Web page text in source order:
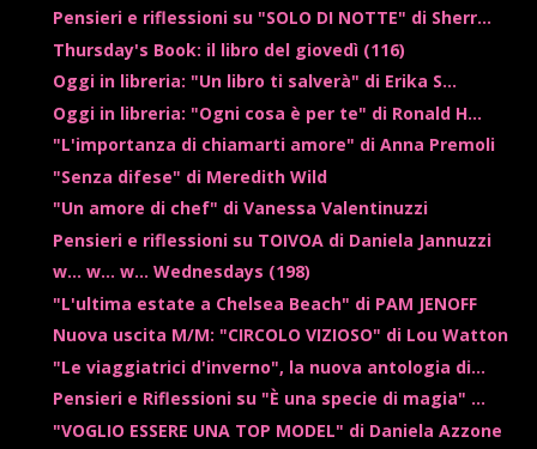
Pensieri e riflessioni su "SOLO DI NOTTE" di Sherr...
Thursday's Book: il libro del giovedì (116)
Oggi in libreria: "Un libro ti salverà" di Erika S...
Oggi in libreria: "Ogni cosa è per te" di Ronald H...
"L'importanza di chiamarti amore" di Anna Premoli
"Senza difese" di Meredith Wild
"Un amore di chef" di Vanessa Valentinuzzi
Pensieri e riflessioni su TOIVOA di Daniela Jannuzzi
w... w... w... Wednesdays (198)
"L'ultima estate a Chelsea Beach" di PAM JENOFF
Nuova uscita M/M: "CIRCOLO VIZIOSO" di Lou Watton
"Le viaggiatrici d'inverno", la nuova antologia di...
Pensieri e Riflessioni su "È una specie di magia" ...
"VOGLIO ESSERE UNA TOP MODEL" di Daniela Azzone